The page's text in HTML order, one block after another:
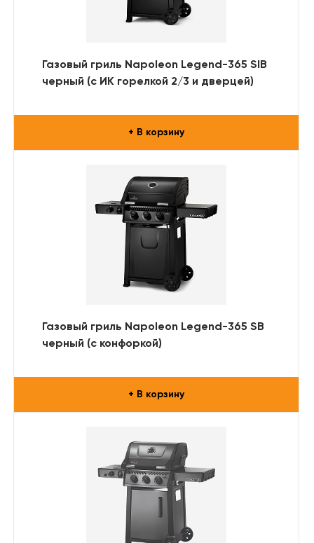
Газовый гриль Napoleon Legend-365 SIB
черный (с ИК горелкой 2/3 и дверцей)
+ В корзину
Газовый гриль Napoleon Legend-365 SB
черный (с конфоркой)
+ В корзину